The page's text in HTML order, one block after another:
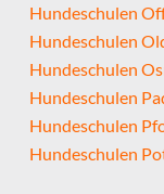
Hundeschulen
Hundeschulen
Hundeschulen
Hundeschulen
Hundeschulen
Hundeschulen